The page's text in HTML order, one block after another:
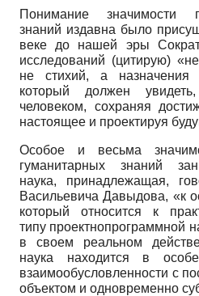
Понимание значимости
знаний издавна было
веке до нашей эры
исследований (цитирую)
не стихий, а назначения
который должен
человеком, сохраняя
настоящее и проектируя
Особое и весьма
гуманитарных знаний
наука, принадлежащая,
Васильевича Давыдова, «к
который относится к
типу проектно­программной
в своем реальном
наука находится в
взаимообусловленности с
объектом и одновременно